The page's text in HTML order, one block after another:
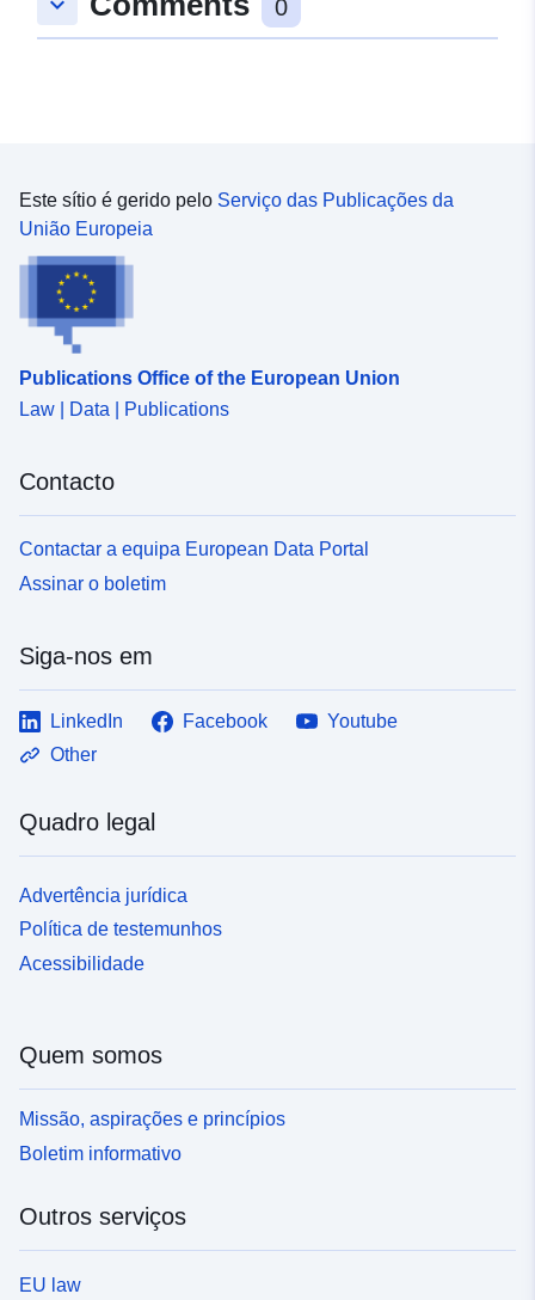
aplica-se apenas aos PPR naturais.
0
Este sítio é gerido pelo Serviço das Publicações da
União Europeia
Publications Office of the European Union
Law | Data | Publications
Contacto
Contactar a equipa European Data Portal
Assinar o boletim
Siga-nos em
LinkedIn Facebook
Youtube
Other
Quadro legal
Advertência jurídica
Política de testemunhos
Acessibilidade
Quem somos
Missão, aspirações e princípios
Boletim informativo
Outros serviços
EU law